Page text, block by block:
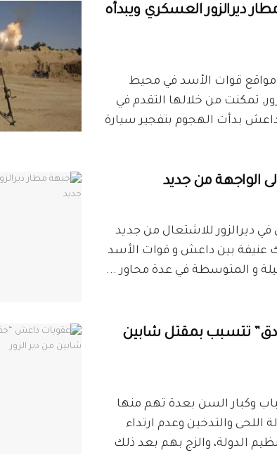
ديرالزور العسكري ويبدأه
قوات الأسد في محيط
تمكنت من خلالها التقدم في
بدأت الهجوم بتفجير سيارة
الواجهة من جديد
ديرالزور للاشتعال من جديد
عنيفة بين داعش و قوات الأسد
و المتوسطة في عدة محاور ...
تتسبب بمقتل شابين
وكبار السن بعدة تهم منها
اللحى والتدخين وعدم ارتداء
الدولة، والزج بهم بعد ذلك